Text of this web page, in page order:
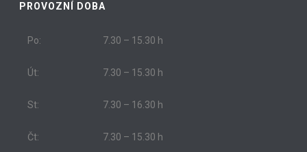
PROVOZNÍ DOBA
Po: 7.30 – 15.30 h
Út: 7.30 – 15.30 h
St: 7.30 – 16.30 h
Čt: 7.30 – 15.30 h